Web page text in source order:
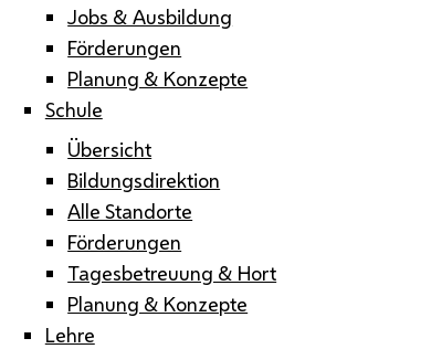
Jobs & Ausbildung
Förderungen
Planung & Konzepte
Schule
Übersicht
Bildungsdirektion
Alle Standorte
Förderungen
Tagesbetreuung & Hort
Planung & Konzepte
Lehre